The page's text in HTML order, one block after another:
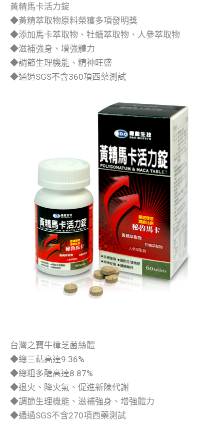
黃精馬卡活力錠
◆黃精萃取物原料榮獲多項發明獎
◆添加馬卡萃取物、牡蠣萃取物、人參萃取物
◆滋補強身、增強體力
◆調節生理機能、精神旺盛
◆通過SGS不含360項西藥測試
台灣之寶牛樟芝菌絲體
◆總三萜高達9.36%
◆總粗多醣高達8.87%
◆退火、降火氣、促進新陳代謝
◆調節生理機能、滋補強身、增強體力
◆通過SGS不含270項西藥測試